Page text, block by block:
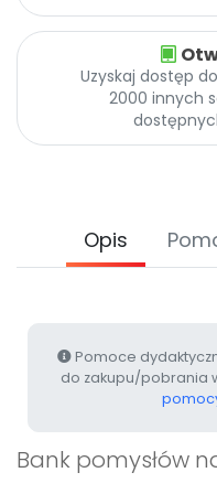
Promocje
Uzyskaj dostęp
2000 innych
Opis
Pomoce
do zakupu/pobrania
Bank pomysłów